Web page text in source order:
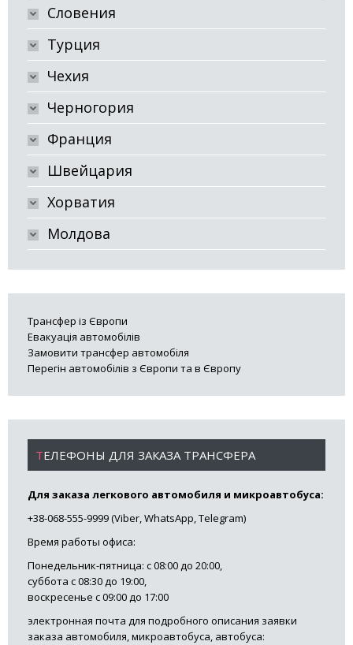
Словения
Турция
Чехия
Черногория
Франция
Швейцария
Хорватия
Молдова
Трансфер із Європи
Евакуація автомобілів
Замовити трансфер автомобіля
Перегін автомобілів з Європи та в Європу
ТЕЛЕФОНЫ ДЛЯ ЗАКАЗА ТРАНСФЕРА
Для заказа легкового автомобиля и микроавтобуса:
+38-068-555-9999 (Viber, WhatsApp, Telegram)
Время работы офиса:
Понедельник-пятница: с 08:00 до 20:00,
суббота с 08:30 до 19:00,
воскресенье с 09:00 до 17:00
электронная почта для подробного описания заявки
заказа автомобиля, микроавтобуса, автобуса: